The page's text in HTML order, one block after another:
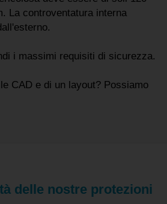
La controventatura interna
i massimi requisiti di sicurezza.
CAD e di un layout? Possiamo
delle nostre protezioni